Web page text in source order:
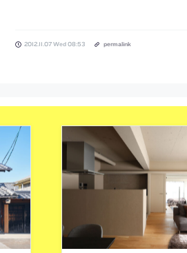
2012.11.07 Wed 08:53 permalink